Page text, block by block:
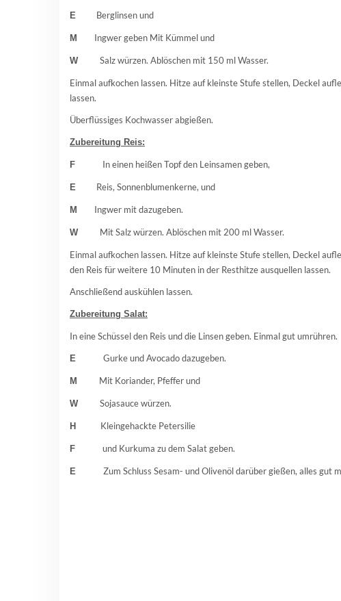
E Berglinsen und
M Ingwer geben Mit Kümmel und
W Salz würzen. Ablöschen mit 150 ml Wasser.
Einmal aufkochen lassen. Hitze auf kleinste Stufe stellen, Deckel
lassen.
Überflüssiges Kochwasser abgießen.
Zubereitung Reis:
F In einen heißen Topf den Leinsamen geben,
E Reis, Sonnenblumenkerne, und
M Ingwer mit dazugeben.
W Mit Salz würzen. Ablöschen mit 200 ml Wasser.
Einmal aufkochen lassen. Hitze auf kleinste Stufe stellen, Deckel
den Reis für weitere 10 Minuten in der Resthitze ausquellen lassen.
Anschließend auskühlen lassen.
Zubereitung Salat:
In eine Schüssel den Reis und die Linsen geben. Einmal gut umrühren.
E Gurke und Avocado dazugeben.
M Mit Koriander, Pfeffer und
W Sojasauce würzen.
H Kleingehackte Petersilie
F und Kurkuma zu dem Salat geben.
E Zum Schluss Sesam- und Olivenöl darüber gießen, alles gut